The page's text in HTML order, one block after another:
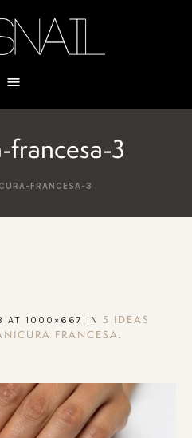
francesa-3
FRANCESA-3
AT 1000×667 IN 5 IDEAS
FRANCESA.